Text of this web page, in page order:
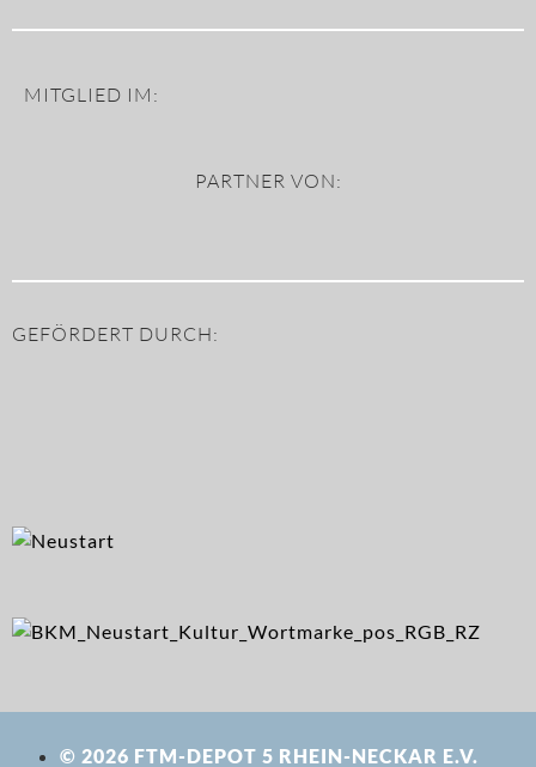
MITGLIED IM:
PARTNER VON:
GEFÖRDERT DURCH:
© 2026 FTM-DEPOT 5 RHEIN-NECKAR E.V.